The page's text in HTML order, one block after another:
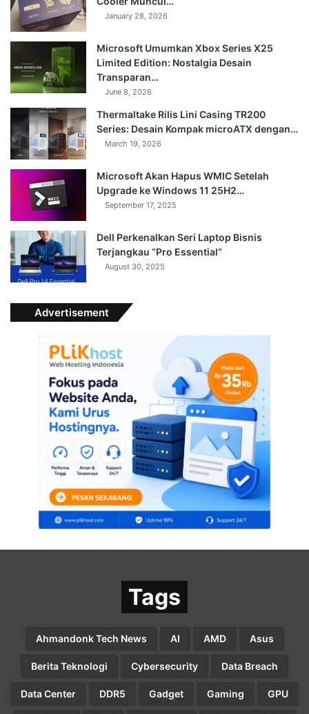
January 28, 2026
Microsoft Umumkan Xbox Series X25
Limited Edition: Nostalgia Desain
Transparan…
June 8, 2026
Thermaltake Rilis Lini Casing TR200
Series: Desain Kompak microATX dengan…
March 19, 2026
Microsoft Akan Hapus WMIC Setelah
Upgrade ke Windows 11 25H2…
September 17, 2025
Dell Perkenalkan Seri Laptop Bisnis
Terjangkau “Pro Essential”
August 30, 2025
Advertisement
Tags
Ahmandonk Tech News AI AMD Asus
Berita Teknologi Cybersecurity Data Breach
Data Center DDR5 Gadget Gaming GPU